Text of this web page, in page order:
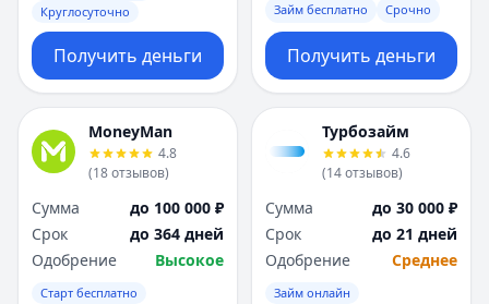
Пенза
Пермь
Р
Ростов-на-Дону
Рязань
С
Самара
Санкт-Петербург
Саратов
Севастополь
Сочи
Пенза
Пермь
Р
Ростов-на-Дону
Рязань
С
Самара
Санкт-Петербург
Саратов
Севастополь
Сочи
Круглосуточно
Получить деньги
Займ бесплатно Срочно
Получить деньги
MoneyMan
4.8
(18отзывов)
Сумма
до 100 000 ₽
Срок
до 364 дней
Одобрение
Высокое
Старт бесплатно
Турбозайм
4.6
(14отзывов)
Сумма
до 30 000 ₽
Срок
до 21 дней
Одобрение
Среднее
Займ онлайн